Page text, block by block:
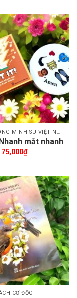
Thêm wishlist
mắt nhanh
Kinh Thánh
75,000₫
Thêm wishlist
CƠ ĐỐC